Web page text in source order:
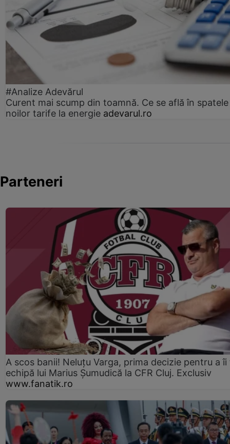
#Analize Adevărul
Curent mai scump din toamnă. Ce se află în spatele
noilor tarife la energie adevarul.ro
Parteneri
A scos banii! Neluțu Varga, prima decizie pentru a îi
echipă lui Marius Șumudică la CFR Cluj. Exclusiv
www.fanatik.ro